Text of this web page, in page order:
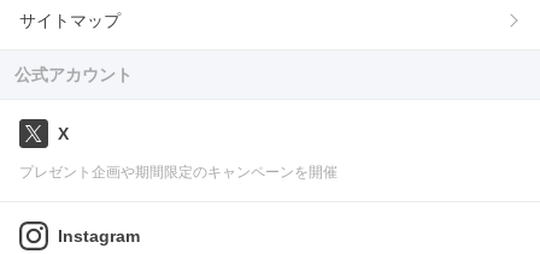
サイトマップ
公式アカウント
X
プレゼント企画や期間限定のキャンペーンを開催
Instagram